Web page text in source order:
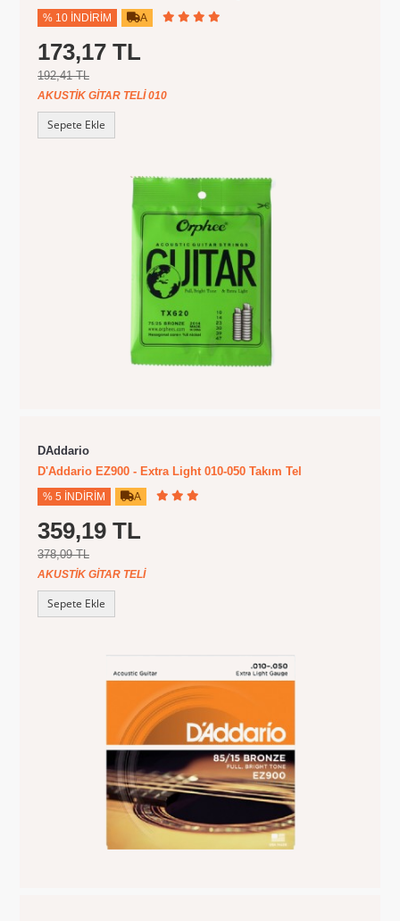
% 10 İNDIRIM A
173,17 TL
192,41 TL
AKUSTIK GITAR TELI 010
Sepete Ekle
DAddario
D'Addario EZ900 - Extra Light 010-050 Takım Tel
% 5 İNDIRIM A
359,19 TL
378,09 TL
AKUSTIK GITAR TELI
Sepete Ekle